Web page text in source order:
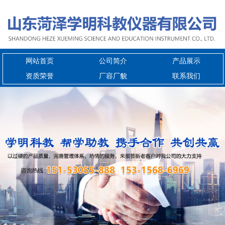
网站首页 公司简介
产品展示
资质荣誉
厂容厂貌 联系我们